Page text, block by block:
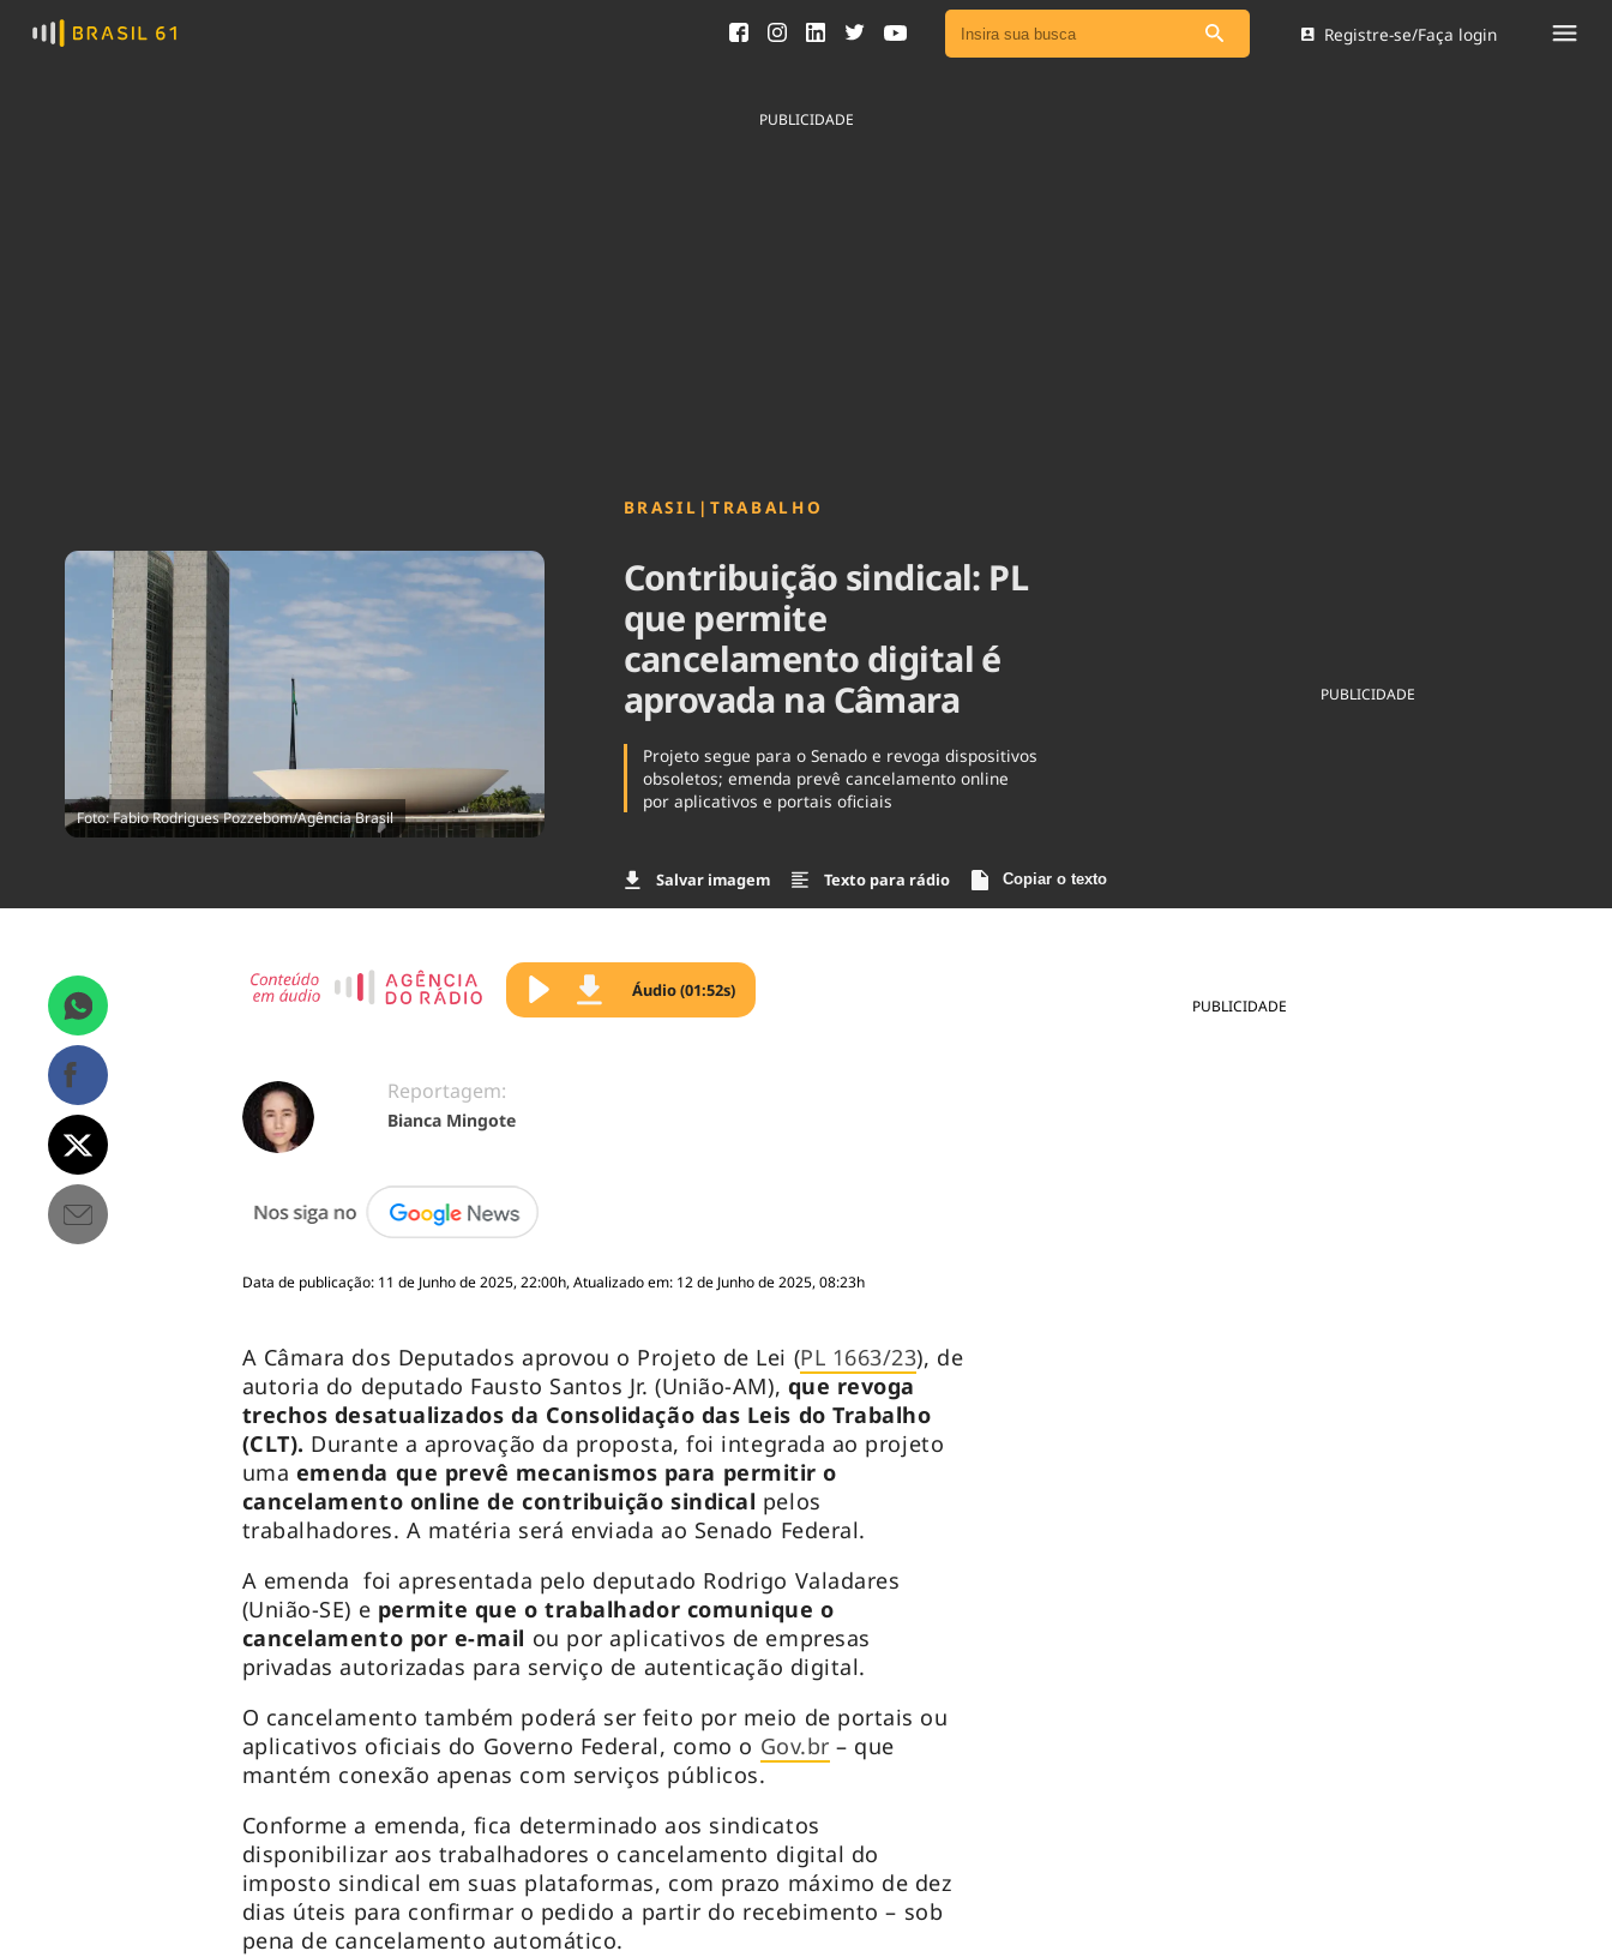
Ver todas as notícias
Agronegócios
Brasil
Cinema
Registre-se/Faça login
PUBLICIDADE
Foto: Fabio Rodrigues Pozzebom/Agência Brasil
BRASIL |TRABALHO
Contribuição sindical: PL
que permite
cancelamento digital é
aprovada na Câmara
Projeto segue para o Senado e revoga dispositivos
obsoletos; emenda prevê cancelamento online
por aplicativos e portais oficiais
Salvar imagem Texto para rádio Copiar o texto
PUBLICIDADE
PUBLICIDADE
Áudio (01:52s)
Reportagem:
Bianca Mingote
Data de publicação: 11 de Junho de 2025, 22:00h, Atualizado em: 12 de Junho de 2025, 08:23h
A Câmara dos Deputados aprovou o Projeto de Lei (PL 1663/23), de
autoria do deputado Fausto Santos Jr. (União-AM), que revoga
trechos desatualizados da Consolidação das Leis do Trabalho
(CLT). Durante a aprovação da proposta, foi integrada ao projeto
uma emenda que prevê mecanismos para permitir o
cancelamento online de contribuição sindical pelos
trabalhadores. A matéria será enviada ao Senado Federal.
A emenda foi apresentada pelo deputado Rodrigo Valadares
(União-SE) e permite que o trabalhador comunique o
cancelamento por e-mail ou por aplicativos de empresas
privadas autorizadas para serviço de autenticação digital.
O cancelamento também poderá ser feito por meio de portais ou
aplicativos oficiais do Governo Federal, como o Gov.br – que
mantém conexão apenas com serviços públicos.
Conforme a emenda, fica determinado aos sindicatos
disponibilizar aos trabalhadores o cancelamento digital do
imposto sindical em suas plataformas, com prazo máximo de dez
dias úteis para confirmar o pedido a partir do recebimento – sob
pena de cancelamento automático.